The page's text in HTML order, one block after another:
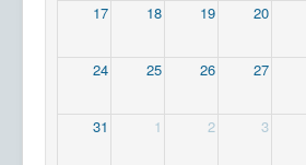
17 18 19 20
24 25 26 27
31 1 2 3